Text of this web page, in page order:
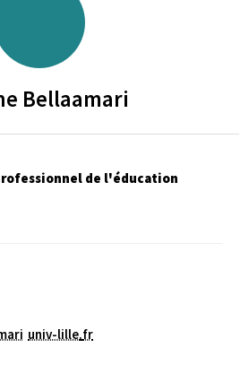
Bellaamari
de l'éducation
univ-lille.fr